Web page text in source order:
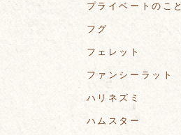
プライベートのこと
フグ
フェレット
ファンシーラット
ハリネズミ
ハムスター